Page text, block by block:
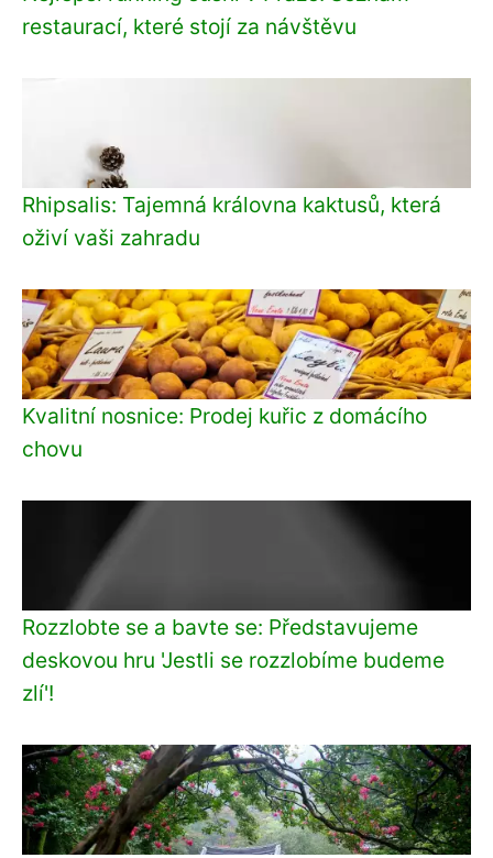
restaurací, které stojí za návštěvu
Rhipsalis: Tajemná královna kaktusů, která
oživí vaši zahradu
Kvalitní nosnice: Prodej kuřic z domácího
chovu
Rozzlobte se a bavte se: Představujeme
deskovou hru 'Jestli se rozzlobíme budeme
zlí'!